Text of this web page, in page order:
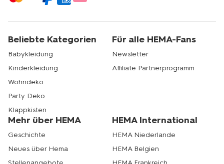
Beliebte Kategorien
Babykleidung
Kinderkleidung
Wohndeko
Party Deko
Klappkisten
Für alle HEMA-Fans
Newsletter
Affiliate Partnerprogramm
Mehr über HEMA
Geschichte
Neues über Hema
HEMA International
HEMA Niederlande
HEMA Belgien